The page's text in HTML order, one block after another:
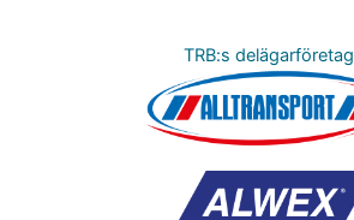
TRB:s delägarföretag